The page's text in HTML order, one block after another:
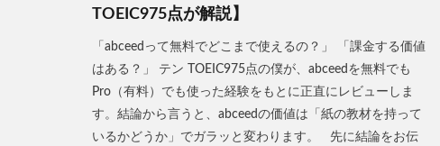
TOEIC975点が解説】
「abceedって無料でどこまで使えるの？」 「課金する価値
はある？」 テン TOEIC975点の僕が、abceedを無料でも
Pro（有料）でも使った経験をもとに正直にレビューしま
す。結論から言うと、abceedの価値は「紙の教材を持って
いるかどうか」でガラッと変わります。 先に結論をお伝